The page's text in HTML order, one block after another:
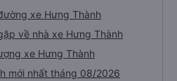
xe Hưng Thành
về nhà xe Hưng Thành
xe Hưng Thành
mới nhất tháng 08/2026